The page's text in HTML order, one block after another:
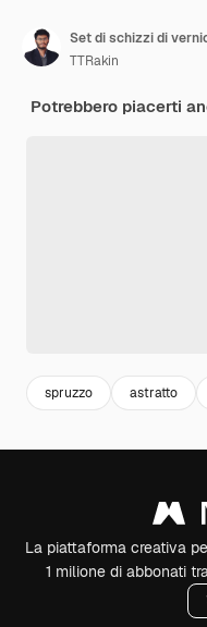
TTRakin
Potrebbero piacerti
spruzzo astratto
La piattaforma creativa
1 milione di abbonati